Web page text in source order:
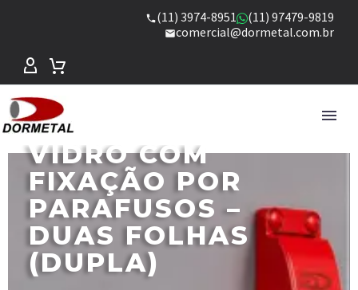
(11) 3974-8951
(11) 97479-9819
comercial@dormetal.com.br
BARRA
ANTIPÂNICO
PARA PORTA DE
VIDRO COM
FIXAÇÃO POR
PARAFUSOS –
DUAS FOLHAS
(DUPLA)